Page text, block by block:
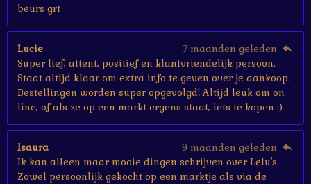
beurs grt
Lucie
7 maanden geleden
Super lief, attent, positief en klantvriendelijk persoon.
Staat altijd klaar om extra info te geven over je aankoop.
Bestellingen worden super opgevolgd! Altijd leuk om on
line, of als ze op een markt ergens staat, iets te kopen :)
Isaura
9 maanden geleden
Ik kan alleen maar mooie dingen schrijven over Lelu's.
Zowel persoonlijk gekocht op een marktje als via de